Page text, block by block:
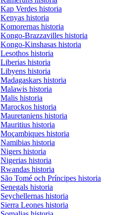
Kap Verdes historia
Kenyas historia
Komorernas historia
Kongo-Brazzavilles historia
Kongo-Kinshasas historia
Lesothos historia
Liberias historia
Libyens historia
Madagaskars historia
Malawis historia
Malis historia
Marockos historia
Mauretaniens historia
Mauritius historia
Moçambiques historia
Namibias historia
Nigers historia
Nigerias historia
Rwandas historia
São Tomé och Príncipes historia
Senegals historia
Seychellernas historia
Sierra Leones historia